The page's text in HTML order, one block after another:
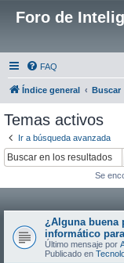
Foro de
FAQ
Índice general Buscar
Temas activos
Ir a búsqueda avanzada
Se
¿Alguna buena
informático
Último mensaje por
Publicado en